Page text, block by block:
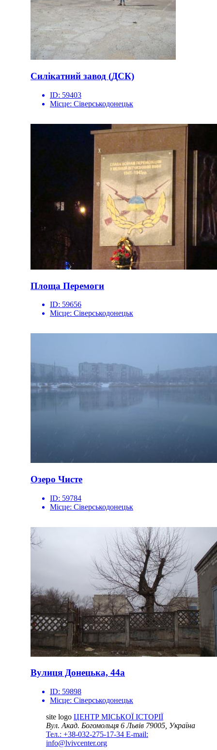
Силікатний завод (ДСК)
ID: 59403
Місце: Сіверськодонецьк
Площа Перемоги
ID: 59656
Місце: Сіверськодонецьк
Озеро Чисте
ID: 59784
Місце: Сіверськодонецьк
Вулиця Донецька, 44а
ID: 59898
Місце: Сіверськодонецьк
site logo ЦЕНТР МІСЬКОЇ ІСТОРІЇ
Вул. Акад. Богомольця 6Львів 79005, Україна
Тел.: +38-032-275-17-34 E-mail:
info@lvivcenter.org